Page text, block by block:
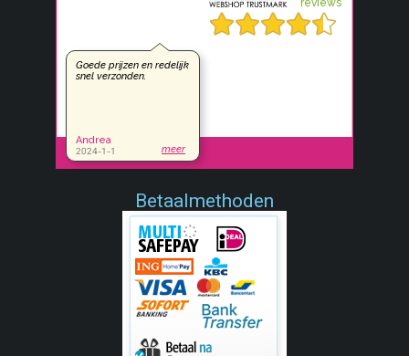
Betaalmethoden